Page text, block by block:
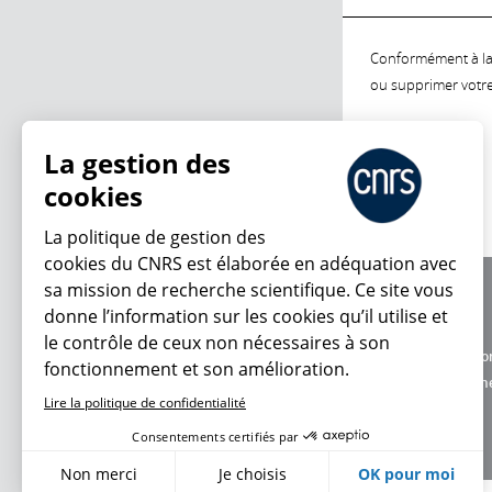
Conformément à
ou supprimer
Charte
Données
La gestion des
cookies
La politique de gestion des
cookies du CNRS est élaborée en adéquation avec
sa mission de recherche scientifique. Ce site vous
donne l’information sur les cookies qu’il utilise et
le contrôle de ceux non nécessaires à son
fonctionnement et son amélioration.
Lire la politique de confidentialité
Consentements certifiés par
Non merci Je choisis OK pour moi